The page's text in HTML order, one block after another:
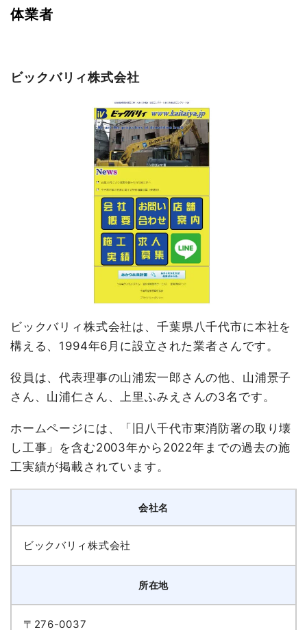
体業者
ビックバリィ株式会社
ビックバリィ株式会社は、千葉県八千代市に本社を
構える、1994年6月に設立された業者さんです。
役員は、代表理事の山浦宏一郎さんの他、山浦景子
さん、山浦仁さん、上里ふみえさんの3名です。
ホームページには、「旧八千代市東消防署の取り壊
し工事」を含む2003年から2022年までの過去の施
工実績が掲載されています。
会社名
ビックバリィ株式会社
所在地
〒276-0037